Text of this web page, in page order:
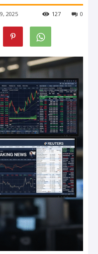
2025 0
127